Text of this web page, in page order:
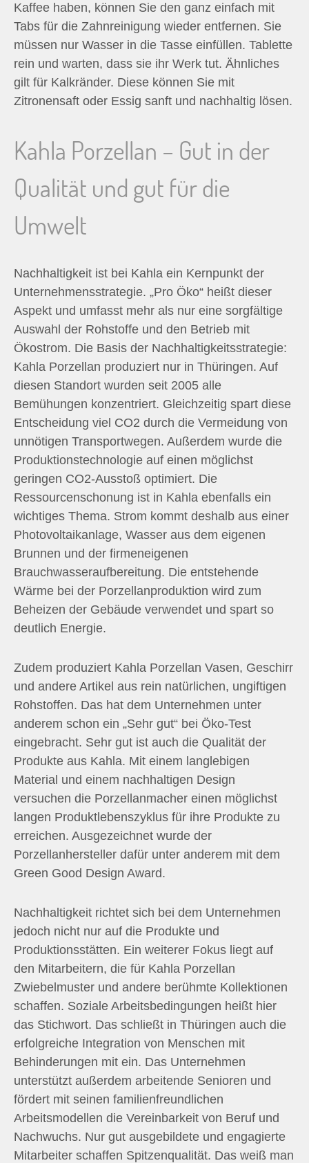
Kaffee haben, können Sie den ganz einfach mit
Tabs für die Zahnreinigung wieder entfernen. Sie
müssen nur Wasser in die Tasse einfüllen. Tablette
rein und warten, dass sie ihr Werk tut. Ähnliches
gilt für Kalkränder. Diese können Sie mit
Zitronensaft oder Essig sanft und nachhaltig lösen.
Kahla Porzellan – Gut in der
Qualität und gut für die
Umwelt
Nachhaltigkeit ist bei Kahla ein Kernpunkt der
Unternehmensstrategie. „Pro Öko“ heißt dieser
Aspekt und umfasst mehr als nur eine sorgfältige
Auswahl der Rohstoffe und den Betrieb mit
Ökostrom. Die Basis der Nachhaltigkeitsstrategie:
Kahla Porzellan produziert nur in Thüringen. Auf
diesen Standort wurden seit 2005 alle
Bemühungen konzentriert. Gleichzeitig spart diese
Entscheidung viel CO2 durch die Vermeidung von
unnötigen Transportwegen. Außerdem wurde die
Produktionstechnologie auf einen möglichst
geringen CO2-Ausstoß optimiert. Die
Ressourcenschonung ist in Kahla ebenfalls ein
wichtiges Thema. Strom kommt deshalb aus einer
Photovoltaikanlage, Wasser aus dem eigenen
Brunnen und der firmeneigenen
Brauchwasseraufbereitung. Die entstehende
Wärme bei der Porzellanproduktion wird zum
Beheizen der Gebäude verwendet und spart so
deutlich Energie.
Zudem produziert Kahla Porzellan Vasen, Geschirr
und andere Artikel aus rein natürlichen, ungiftigen
Rohstoffen. Das hat dem Unternehmen unter
anderem schon ein „Sehr gut“ bei Öko-Test
eingebracht. Sehr gut ist auch die Qualität der
Produkte aus Kahla. Mit einem langlebigen
Material und einem nachhaltigen Design
versuchen die Porzellanmacher einen möglichst
langen Produktlebenszyklus für ihre Produkte zu
erreichen. Ausgezeichnet wurde der
Porzellanhersteller dafür unter anderem mit dem
Green Good Design Award.
Nachhaltigkeit richtet sich bei dem Unternehmen
jedoch nicht nur auf die Produkte und
Produktionsstätten. Ein weiterer Fokus liegt auf
den Mitarbeitern, die für Kahla Porzellan
Zwiebelmuster und andere berühmte Kollektionen
schaffen. Soziale Arbeitsbedingungen heißt hier
das Stichwort. Das schließt in Thüringen auch die
erfolgreiche Integration von Menschen mit
Behinderungen mit ein. Das Unternehmen
unterstützt außerdem arbeitende Senioren und
fördert mit seinen familienfreundlichen
Arbeitsmodellen die Vereinbarkeit von Beruf und
Nachwuchs. Nur gut ausgebildete und engagierte
Mitarbeiter schaffen Spitzenqualität. Das weiß man